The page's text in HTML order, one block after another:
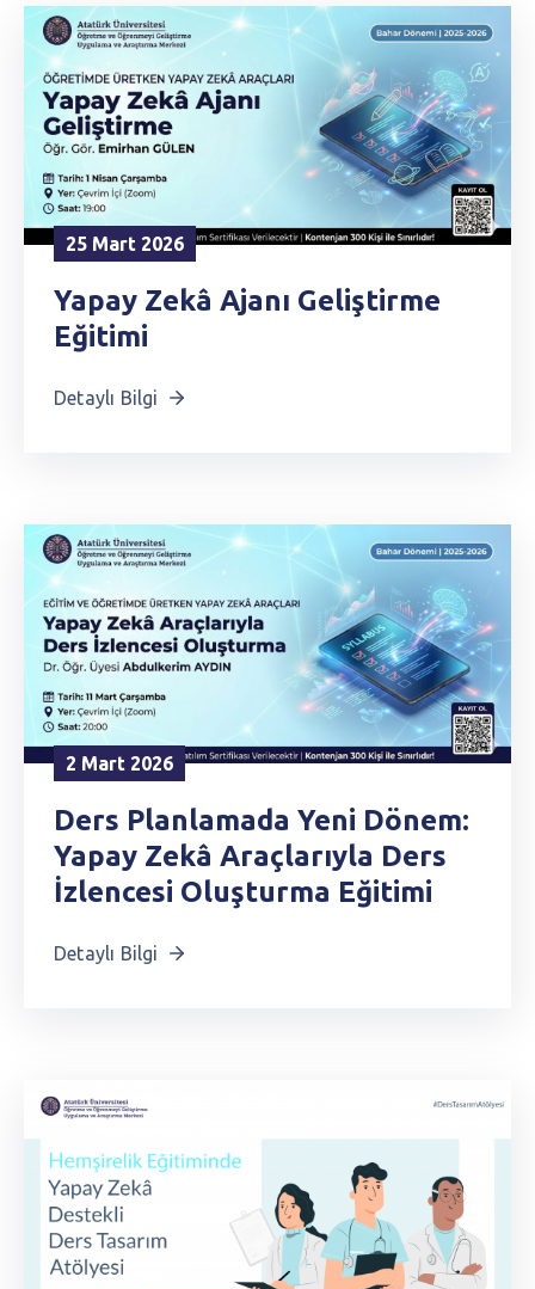
25 Mart 2026
Yapay Zekâ Ajanı Geliştirme
Eğitimi
Detaylı Bilgi
2 Mart 2026
Ders Planlamada Yeni Dönem:
Yapay Zekâ Araçlarıyla Ders
İzlencesi Oluşturma Eğitimi
Detaylı Bilgi